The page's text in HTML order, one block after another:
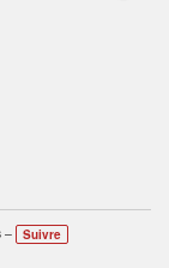
– Suivre